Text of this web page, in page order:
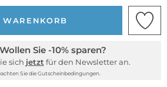
Wollen Sie -10% sparen?
sich jetzt für den Newsletter an.
Sie die Gutscheinbedingungen.